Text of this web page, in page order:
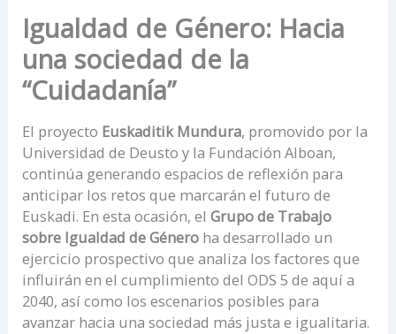
Igualdad de Género: Hacia
una sociedad de la
“Cuidadanía”
El proyecto Euskaditik Mundura, promovido por la
Universidad de Deusto y la Fundación Alboan,
continúa generando espacios de reflexión para
anticipar los retos que marcarán el futuro de
Euskadi. En esta ocasión, elGrupo de Trabajo
sobre Igualdad de Género ha desarrollado un
ejercicio prospectivo que analiza los factores que
influirán en el cumplimiento del ODS 5 de aquí a
2040, así como los escenarios posibles para
avanzar hacia una sociedad más justa e igualitaria.